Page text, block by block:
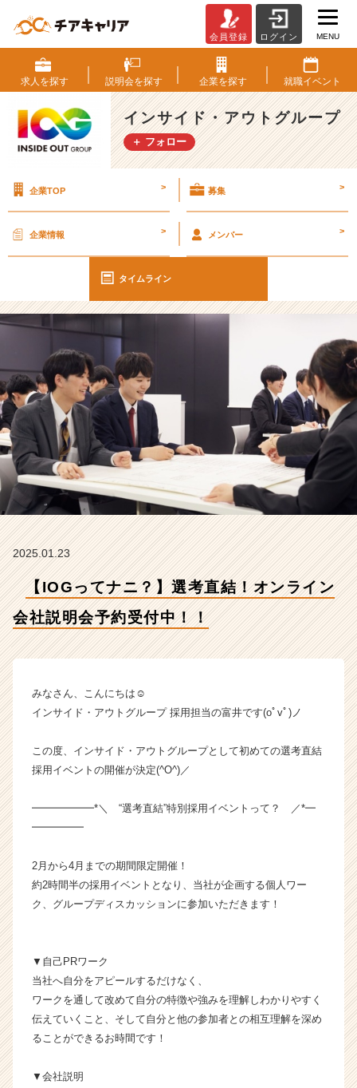
O
G
っ
て
ナ
ニ？】
結！
ラ
イ
会
明
会
予
約
受
付
中！！
ン
サ
ウ
ト
グ
ル
タ
イ
ラ
イ
ベ
ャ
ー・
成
ら
ス
カ
ウ
会員登録 ログイン MENU
求人を探す 説明会を探す 企業を探す 就職イベント
インサイド・アウトグループ
＋ フォロー
企業TOP > 募集 >
企業情報 > メンバー >
タイムライン
2025.01.23
【IOGってナニ？】選考直結！オンライン
会社説明会予約受付中！！
みなさん、こんにちは☺
インサイド・アウトグループ 採用担当の富井です(oﾟvﾟ)ノ
この度、インサイド・アウトグループとして初めての選考直結
採用イベントの開催が決定(^O^)／
━━━━━━*＼ “選考直結”特別採用イベントって？ ／*━
━━━━━
2月から4月までの期間限定開催！
約2時間半の採用イベントとなり、当社が企画する個人ワー
ク、グループディスカッションに参加いただきます！
▼自己PRワーク
当社へ自分をアピールするだけなく、
ワークを通して改めて自分の特徴や強みを理解しわかりやすく
伝えていくこと、そして自分と他の参加者との相互理解を深め
ることができるお時間です！
▼会社説明